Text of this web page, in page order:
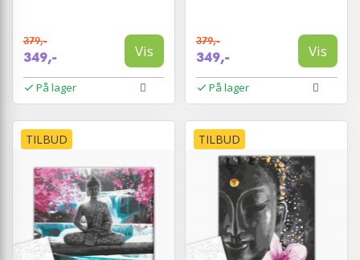
379,-
349,- Vis
På lager
379,-
349,- Vis
På lager
TILBUD TILBUD